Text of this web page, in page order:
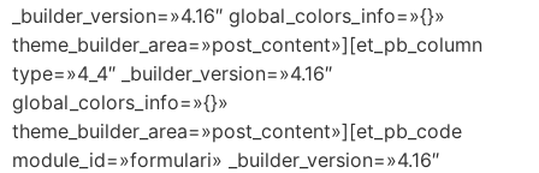
_builder_version=»4.16″ global_colors_info=»{}»
theme_builder_area=»post_content»][et_pb_column
type=»4_4″ _builder_version=»4.16″
global_colors_info=»{}»
theme_builder_area=»post_content»][et_pb_code
module_id=»formulari» _builder_version=»4.16″